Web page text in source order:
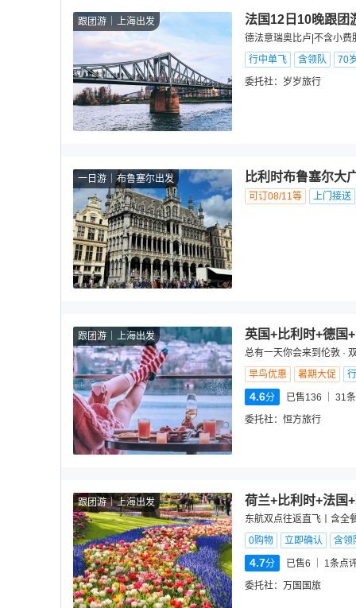
跟团游 上海出发 法国12日10晚跟团
德法意瑞奥比卢|不含小
行中单飞
含领队
70
委托社： 岁岁旅行
一日游 布鲁塞尔出发 比利时布鲁塞尔大
可订08/11等 上门接送
跟团游 上海出发 英国+比利时+德国
总有一天你会来到伦敦 ·
早鸟优惠
暑期大促
4.6分 已售136 31
委托社： 恒方旅行
跟团游 上海出发 荷兰+比利时+法国
东航双点往返直飞丨含全
0购物
立即确认 含领
4.7分 已售6 1条点
委托社： 万国国旅